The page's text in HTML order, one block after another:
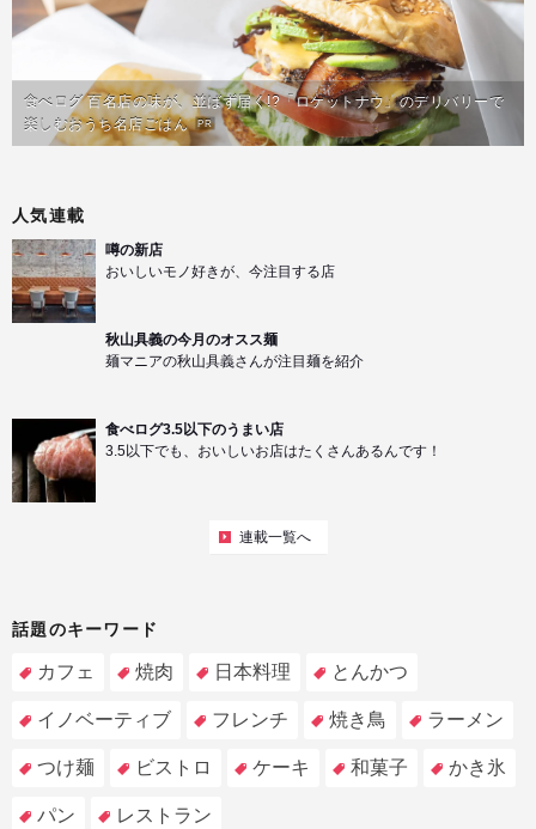
食べログ 百名店の味が、並ばず届く!?「ロケットナウ」のデリバリーで
楽しむおうち名店ごはん PR
人気連載
噂の新店
おいしいモノ好きが、今注目する店
秋山具義の今月のオスス麺
麺マニアの秋山具義さんが注目麺を紹介
食べログ3.5以下のうまい店
3.5以下でも、おいしいお店はたくさんあるんです！
連載一覧へ
話題のキーワード
カフェ 焼肉 日本料理 とんかつ
イノベーティブ フレンチ 焼き鳥 ラーメン
つけ麺 ビストロ ケーキ 和菓子 かき氷
パン レストラン